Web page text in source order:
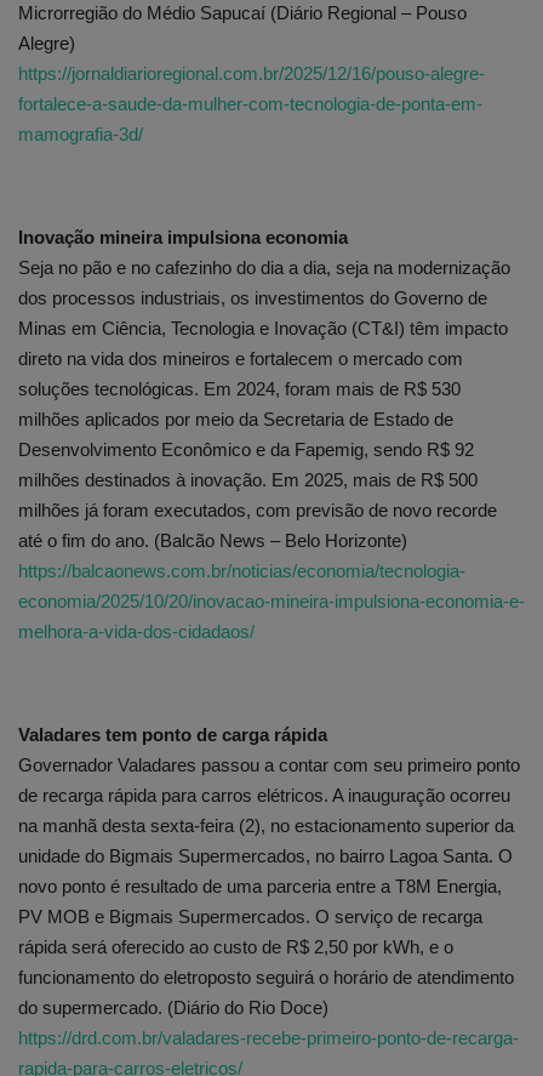
Microrregião do Médio Sapucaí (Diário Regional – Pouso
Alegre)
https://jornaldiarioregional.com.br/2025/12/16/pouso-alegre-
fortalece-a-saude-da-mulher-com-tecnologia-de-ponta-em-
mamografia-3d/
Inovação mineira impulsiona economia
Seja no pão e no cafezinho do dia a dia, seja na modernização
dos processos industriais, os investimentos do Governo de
Minas em Ciência, Tecnologia e Inovação (CT&I) têm impacto
direto na vida dos mineiros e fortalecem o mercado com
soluções tecnológicas. Em 2024, foram mais de R$ 530
milhões aplicados por meio da Secretaria de Estado de
Desenvolvimento Econômico e da Fapemig, sendo R$ 92
milhões destinados à inovação. Em 2025, mais de R$ 500
milhões já foram executados, com previsão de novo recorde
até o fim do ano. (Balcão News – Belo Horizonte)
https://balcaonews.com.br/noticias/economia/tecnologia-
economia/2025/10/20/inovacao-mineira-impulsiona-economia-e-
melhora-a-vida-dos-cidadaos/
Valadares tem ponto de carga rápida
Governador Valadares passou a contar com seu primeiro ponto
de recarga rápida para carros elétricos. A inauguração ocorreu
na manhã desta sexta-feira (2), no estacionamento superior da
unidade do Bigmais Supermercados, no bairro Lagoa Santa. O
novo ponto é resultado de uma parceria entre a T8M Energia,
PV MOB e Bigmais Supermercados. O serviço de recarga
rápida será oferecido ao custo de R$ 2,50 por kWh, e o
funcionamento do eletroposto seguirá o horário de atendimento
do supermercado. (Diário do Rio Doce)
https://drd.com.br/valadares-recebe-primeiro-ponto-de-recarga-
rapida-para-carros-eletricos/